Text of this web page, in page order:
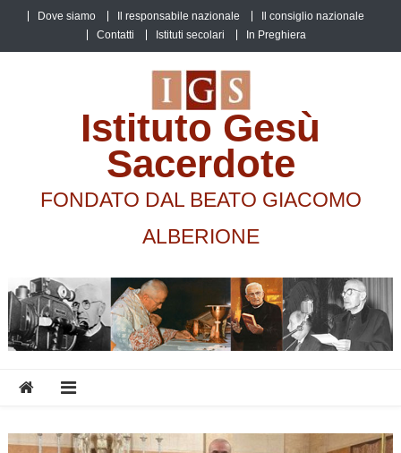
content
Dove siamo Il responsabile nazionale
Il consiglio nazionale
Contatti
Istituti secolari In Preghiera
Istituto Gesù
Sacerdote
FONDATO DAL BEATO GIACOMO
ALBERIONE